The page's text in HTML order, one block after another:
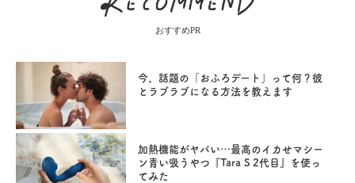
おすすめPR
今、話題の「おふろデート」って何？彼
とラブラブになる方法を教えます
加熱機能がヤバい…最高のイカせマシー
ン青い吸うやつ『Tara S 2代目』を使っ
てみた